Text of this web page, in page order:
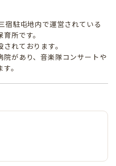
宿駐屯地内で運営されている
所です。
れております。
があり、音楽隊コンサートや
。